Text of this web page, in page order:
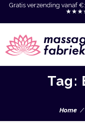
Gratis verzending vanaf
Tag:
Home